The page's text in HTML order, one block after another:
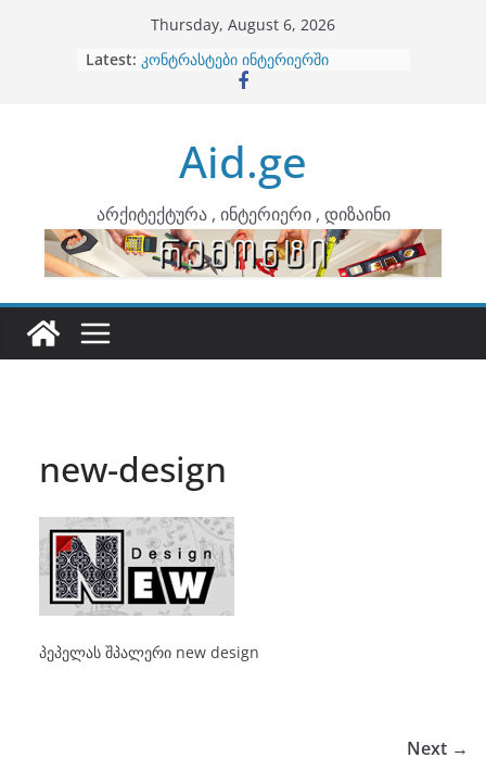
Thursday, August 6, 2026
Latest: ბინების გაერთიანება
კონტრასტები ინტერიერში
ინტერიერის დიზიანი
არტემიდი წარმოგიდგენთ
Aid.ge
არქიტექტურა , ინტერიერი , დიზაინი
new-design
პეპელას შპალერი new design
Next →